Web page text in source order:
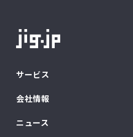
サービス
会社情報
ニュース